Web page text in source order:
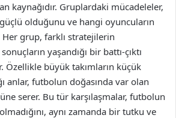
kaynağıdır. Gruplardaki mücadeleler,
olduğunu ve hangi oyuncuların
Her grup, farklı stratejilerin
yaşandığı bir battı-çıktı
Özellikle büyük takımların küçük
anlar, futbolun doğasında var olan
serer. Bu tür karşılaşmalar, futbolun
aynı zamanda bir tutku ve